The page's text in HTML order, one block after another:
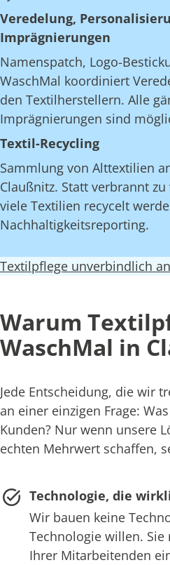
Veredelung,
Imprägnierungen
Namenspatch, Logo-
WaschMal koordiniert
den Textilherstellern. Alle
Imprägnierungen sind
Textil-Recycling
Sammlung von Alttextilien
Claußnitz. Statt verbrannt
viele Textilien recycelt
Nachhaltigkeitsreporting.
Textilpflege unverbindlich
Warum
WaschMal in
Jede Entscheidung, die wir
an einer einzigen Frage:
Kunden? Nur wenn unsere
echten Mehrwert schaffen,
Technologie, die
Wir bauen keine
Technologie willen. Sie
Ihrer Mitarbeitenden